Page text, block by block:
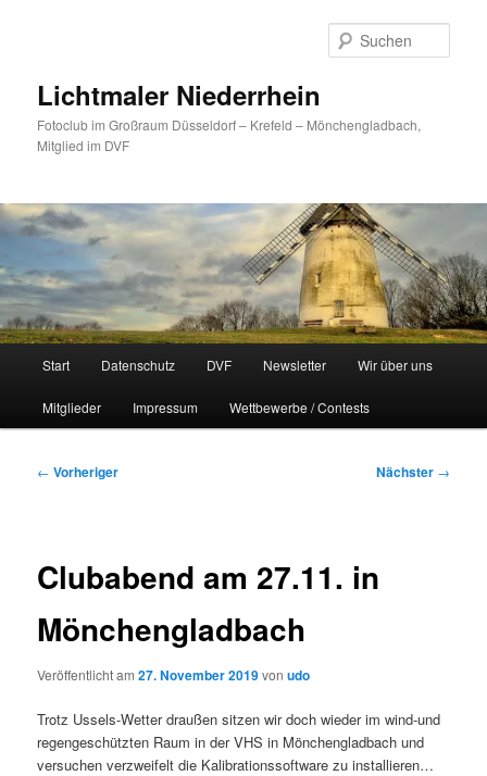
Lichtmaler Niederrhein
Fotoclub im Großraum Düsseldorf – Krefeld – Mönchengladbach,
Mitglied im DVF
Start Datenschutz DVF Newsletter Wir über uns
Mitglieder Impressum Wettbewerbe / Contests
Beitragsnavigation
← Vorheriger Nächster →
Clubabend am 27.11. in
Mönchengladbach
Veröffentlicht am27. November 2019vonudo
Trotz Ussels-Wetter draußen sitzen wir doch wieder im wind-und
regengeschützten Raum in der VHS in Mönchengladbach und
versuchen verzweifelt die Kalibrationssoftware zu installieren…